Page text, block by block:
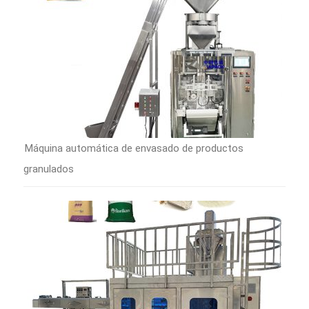
Máquina automática de envasado de productos
granulados